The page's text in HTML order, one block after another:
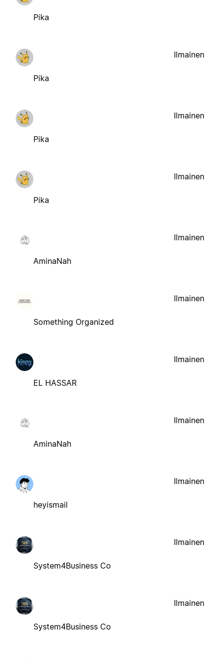
Pika
Pika
Ilmainen
Pika
Ilmainen
Pika
Ilmainen
AminaNah
Ilmainen
Something Organized
Ilmainen
EL HASSAR
Ilmainen
AminaNah
Ilmainen
heyismail
Ilmainen
System4Business Co
Ilmainen
System4Business Co
Ilmainen